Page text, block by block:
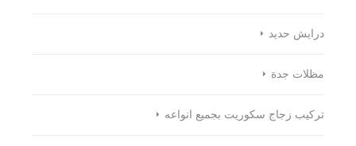
درايش حديد
مظلات جدة
تركيب زجاج سكوريت بجميع انواعه